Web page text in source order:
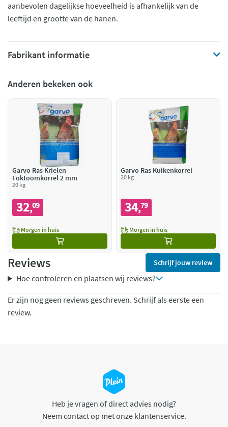
aanbevolen dagelijkse hoeveelheid is afhankelijk van de
leeftijd en grootte van de hanen.
Fabrikant informatie
Anderen bekeken ook
Garvo Ras Krielen
Foktoomkorrel 2 mm
20 kg
32,09
Morgen in huis
Garvo Ras Kuikenkorrel
20 kg
34,79
Morgen in huis
Reviews Schrijf jouw review
Hoe controleren en plaatsen wij reviews?
Er zijn nog geen reviews geschreven. Schrijf als eerste een
review.
Heb je vragen of direct advies nodig?
Neem contact op met onze klantenservice.